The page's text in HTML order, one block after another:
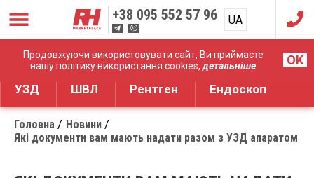
Продовжуючи використовувати сайт, Ви приймаєте
нашу політику використання cookies,детальніше OK
+38 095 552 57 96 UA
RU
Дистрибуція медичного обладнання
УЗД ШВЛ Рентген Ендоскоп
Головна
Новини
Які документи вам мають надати разом з УЗД апаратом